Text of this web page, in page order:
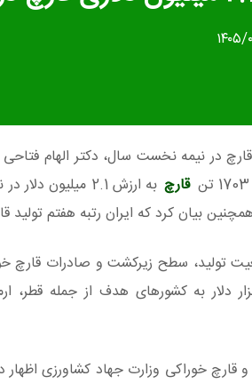
۱۷
دلاری قارچ در نیمه نخست سال، دکتر
قارچ
به ارزش 2.1
بیان کرد که ایران رتبه هفتم تولید
6 میلیون و 862 هزار دلار به کشورهای هدف